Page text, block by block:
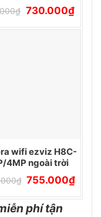
₫ Giá
gốc
là:
730.000₫Giá
hiện
tại
wifi ezviz H8C-
4MP ngoài trời
₫ Giá
gốc
là:
1.050.000₫.
755.000₫Giá
tại
phí tận